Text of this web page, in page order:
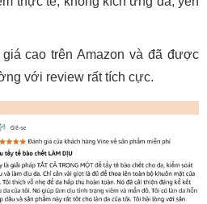
cao trên Amazon và đã được
với review rất tích cực.